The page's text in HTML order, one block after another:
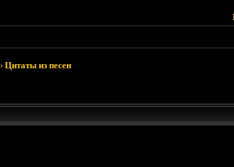
›Цитаты из песен